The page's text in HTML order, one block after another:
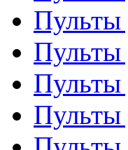
Пульты
Пульты
Пульты
Пульты